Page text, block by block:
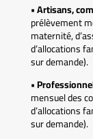
• Artisans,
prélèvement
maternité,
d’allocations
sur demande).
•
mensuel des
d’allocations
sur demande).